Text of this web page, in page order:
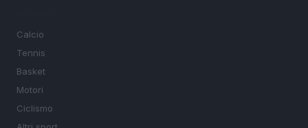
Calcio
Tennis
Basket
Motori
Ciclismo